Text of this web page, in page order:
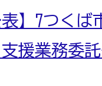
表】7つく
援業務委